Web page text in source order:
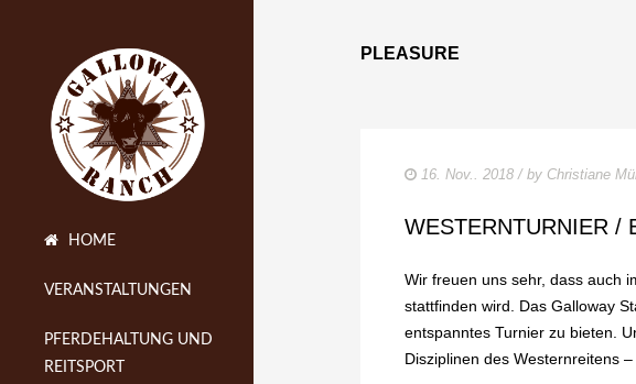
HOME
VERANSTALTUNGEN
PFERDEHALTUNG UND
REITSPORT
PLEASURE
16. Nov.. 2018 / by Christiane
WESTERNTURNIER /
Wir freuen uns sehr, dass auch
stattfinden wird. Das Galloway
entspanntes Turnier zu bieten.
Disziplinen des Westernreitens –